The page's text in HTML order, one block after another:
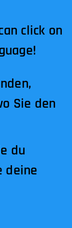
click on
Sie den
du
deine